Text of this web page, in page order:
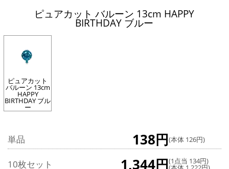
ピュアカット バルーン 13cm HAPPY
BIRTHDAY ブルー
ピュアカット
バルーン 13cm
HAPPY
BIRTHDAY ブル
ー
単品 138円(本体 126円)
10枚セット 1,344円(1点当 134円)